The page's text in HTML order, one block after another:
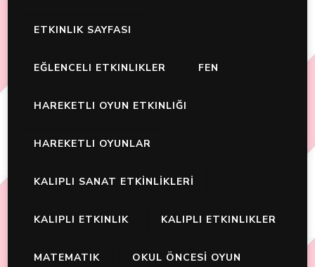
ETKINLIK SAYFASI
EĞLENCELI ETKINLIKLER FEN
HAREKETLI OYUN ETKINLIĞI
HAREKETLI OYUNLAR
KALIPLI SANAT ETKİNLİKLERİ
KALIPLI ETKINLIK KALIPLI ETKINLIKLER
MATEMATIK OKUL ÖNCESİ OYUN